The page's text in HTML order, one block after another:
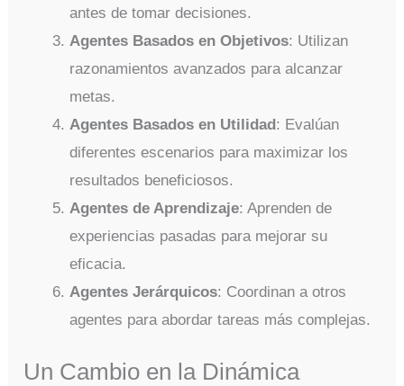
antes de tomar decisiones.
Agentes Basados en Objetivos: Utilizan
razonamientos avanzados para alcanzar
metas.
Agentes Basados en Utilidad: Evalúan
diferentes escenarios para maximizar los
resultados beneficiosos.
Agentes de Aprendizaje: Aprenden de
experiencias pasadas para mejorar su
eficacia.
Agentes Jerárquicos: Coordinan a otros
agentes para abordar tareas más complejas.
Un Cambio en la Dinámica